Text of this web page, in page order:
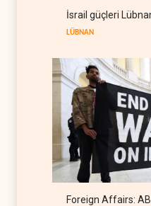
İsrail güçleri
LÜBNAN
Foreign Affairs: